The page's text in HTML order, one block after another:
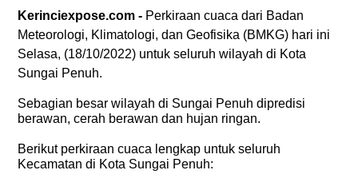
Kerinciexpose.com - Perkiraan cuaca dari Badan
Meteorologi, Klimatologi, dan Geofisika (BMKG) hari ini
Selasa, (18/10/2022) untuk seluruh wilayah di Kota
Sungai Penuh.
Sebagian besar wilayah di Sungai Penuh dipredisi
berawan, cerah berawan dan hujan ringan.
Berikut perkiraan cuaca lengkap untuk seluruh
Kecamatan di Kota Sungai Penuh: